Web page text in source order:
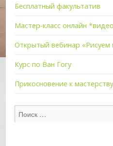
Бесплатный факультатив
Мастер-класс онлайн
Открытый вебинар
Курс по Ван Гогу
Прикосновение к мастерству